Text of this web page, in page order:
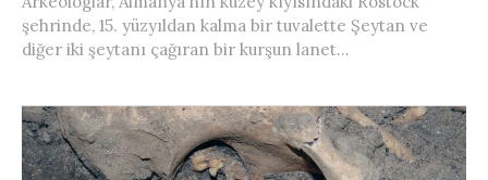
şehrinde, 15. yüzyıldan kalma bir tuvalette Şeytan ve
diğer iki şeytanı çağıran bir kurşun lanet...